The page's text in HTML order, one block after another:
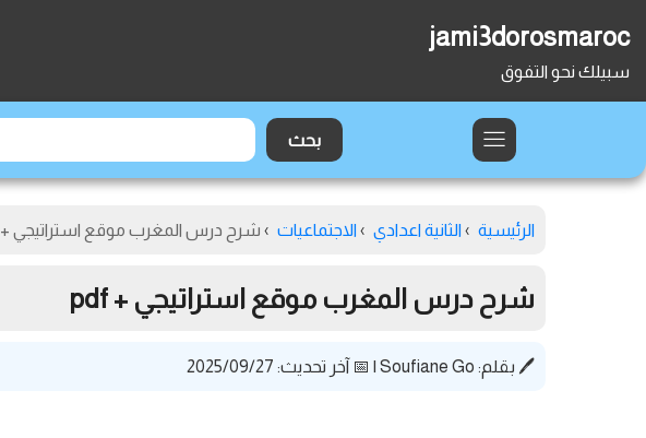
jami3dorosmaroc
سبيلك نحو التفوق
الرئيسية › الثانية اعدادي › الاجتماعيات › شرح درس المغرب موقع استراتيجي + pdf
شرح درس المغرب موقع استراتيجي + pdf
🖊️ بقلم: Soufiane Go
| 📅 آخر تحديث: 2025/09/27